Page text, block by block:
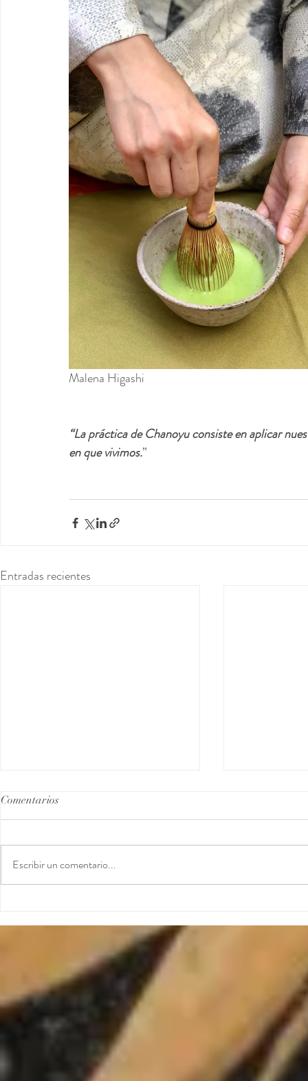
Malena Higashi
“La práctica de Chanoyu consiste en aplicar
en que vivimos.”
Entradas recientes
Matcha Helado
Comentarios
Escribir un comentario...